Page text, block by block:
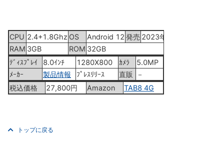
CPU 2.4+1.8Ghz OS Android 12 発売 2023年6月上旬
RAM 3GB ROM 32GB
ﾃﾞｨｽﾌﾟﾚｲ
8.0ｲﾝﾁ 1280X800 ｶﾒﾗ
5.0MP
ﾒｰｶｰ
製品情報 ﾌﾟﾚｽﾘﾘｰｽ 直販
－
税込価格
27,800円 Amazon TAB8 4G
トップに戻る